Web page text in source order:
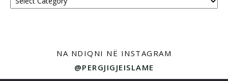
NA NDIQNI NË INSTAGRAM
@PERGJIGJEISLAME